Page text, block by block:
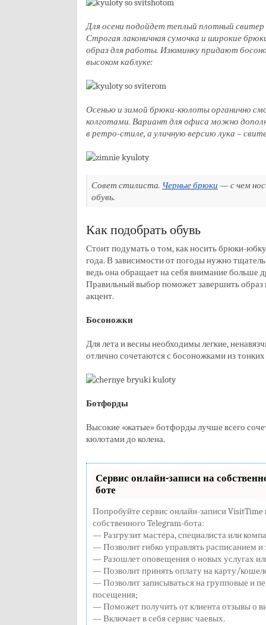
Для осени подойдет теплый плотный свитер
Строгая лаконичная сумочка и широкие
образ для работы. Изюминку придают
высоком каблуке:
Осенью и зимой брюки-кюлоты органично
колготами. Вариант для офиса можно
в ретро-стиле, а уличную версию лука –
Совет стилиста. Черные брюки — с чем
обувь.
Как подобрать обувь
Стоит подумать о том, как носить брюки-
года. В зависимости от погоды нужно
ведь она обращает на себя внимание больше
Правильный выбор поможет завершить образ
акцент.
Босоножки
Для лета и весны необходимы легкие,
отлично сочетаются с босоножками из
Ботфорды
Высокие «жатые» ботфорды лучше всего
кюлотами до колена.
Сервис онлайн-записи на
боте
Попробуйте сервис онлайн-записи VisitTime
собственного Telegram-бота:
— Разгрузит мастера, специалиста или
— Позволит гибко управлять расписанием и
— Разошлет оповещения о новых услугах
— Позволит принять оплату на карту/
— Позволит записываться на групповые и
посещения;
— Поможет получить от клиента отзывы о
— Включает в себя сервис чаевых.